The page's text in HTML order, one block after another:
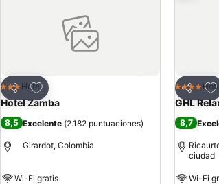
Compartir
Agregar a favoritos
3 Estrellas
Hotel
Hotel Zamba
8,5 Excelente (2.182 puntuaciones)
Girardot, Colombia
Wi-Fi gratis
4 Estrellas
GHL
8,7
ciudad
Wi-Fi